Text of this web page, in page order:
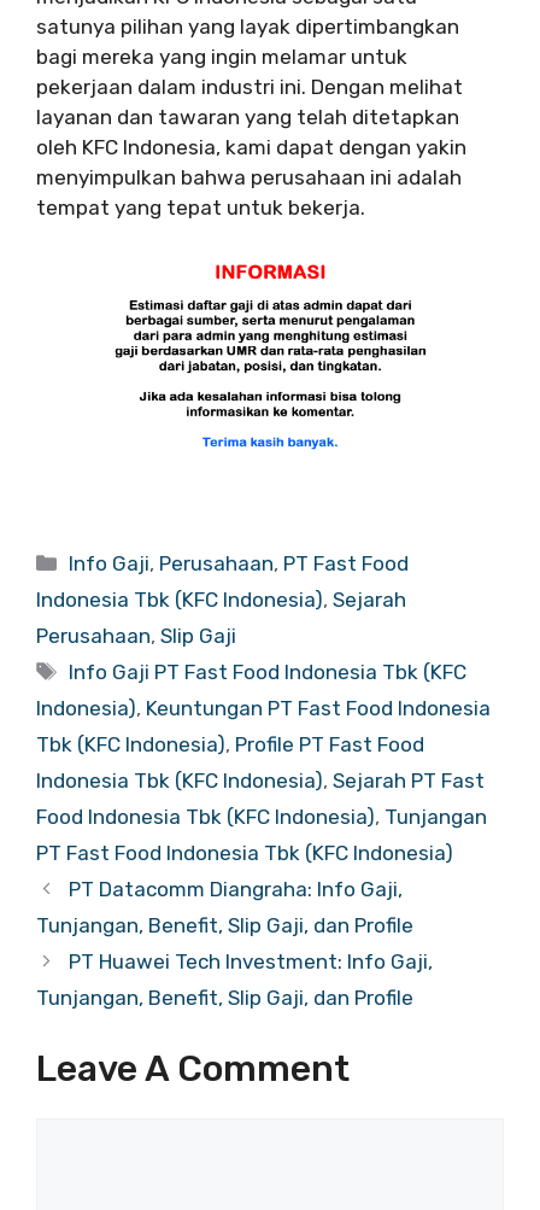
satunya pilihan yang layak dipertimbangkan
bagi mereka yang ingin melamar untuk
pekerjaan dalam industri ini. Dengan melihat
layanan dan tawaran yang telah ditetapkan
oleh KFC Indonesia, kami dapat dengan yakin
menyimpulkan bahwa perusahaan ini adalah
tempat yang tepat untuk bekerja.
Categories
Info Gaji, Perusahaan, PT Fast Food
Indonesia Tbk (KFC Indonesia), Sejarah
Perusahaan, Slip Gaji
Tags
Info Gaji PT Fast Food Indonesia Tbk (KFC
Indonesia), Keuntungan PT Fast Food Indonesia
Tbk (KFC Indonesia), Profile PT Fast Food
Indonesia Tbk (KFC Indonesia), Sejarah PT Fast
Food Indonesia Tbk (KFC Indonesia), Tunjangan
PT Fast Food Indonesia Tbk (KFC Indonesia)
PT Datacomm Diangraha: Info Gaji,
Tunjangan, Benefit, Slip Gaji, dan Profile
PT Huawei Tech Investment: Info Gaji,
Tunjangan, Benefit, Slip Gaji, dan Profile
Leave A Comment